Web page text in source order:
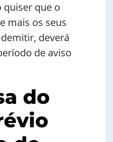
quiser que o
mais os seus
deverá
de aviso
do